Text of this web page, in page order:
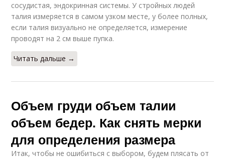
сосудистая, эндокринная системы. У стройных людей
талия измеряется в самом узком месте, у более полных,
если талия визуально не определяется, измерение
проводят на 2 см выше пупка.
Читать дальше →
Объем груди объем талии
объем бедер. Как снять мерки
для определения размера
Итак, чтобы не ошибиться с выбором, будем плясать от